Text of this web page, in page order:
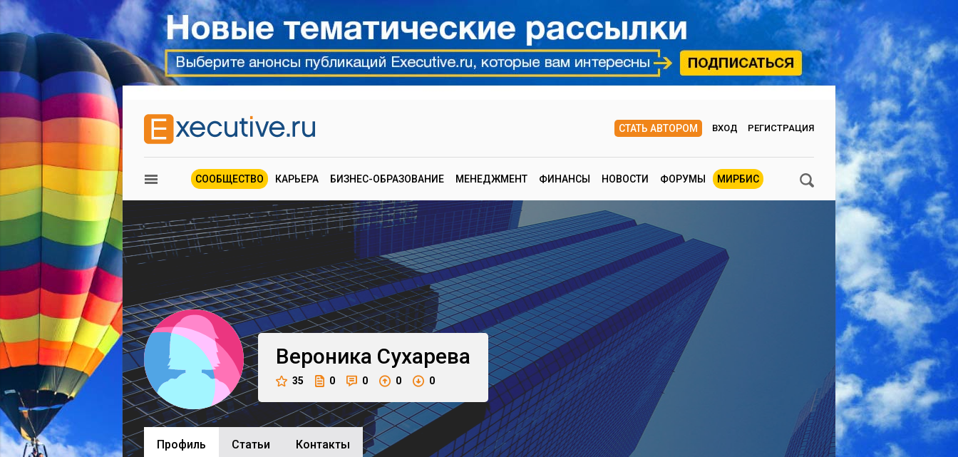
СТАТЬ АВТОРОМ ВХОД РЕГИСТРАЦИЯ
СООБЩЕСТВО КАРЬЕРА БИЗНЕС-ОБРАЗОВАНИЕ МЕНЕДЖМЕНТ ФИНАНСЫ НОВОСТИ ФОРУМЫ МИРБИС
Вероника Сухарева
35 0 0 0 0
Профиль Cтатьи Контакты